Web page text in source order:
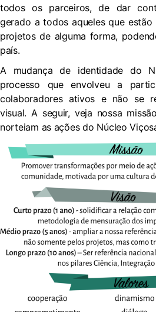
todos os parceiros, de dar
gerado a todos aqueles que estão
projetos de alguma forma,
país.
A mudança de identidade do
processo que envolveu a
colaboradores ativos e não se
visual. A seguir, veja nossa
norteiam as ações do Núcleo